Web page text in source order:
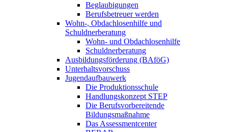
Beglaubigungen
Berufsbetreuer werden
Wohn-, Obdachlosenhilfe und
Schuldnerberatung
Wohn- und Obdachlosenhilfe
Schuldnerberatung
Ausbildungsförderung (BAföG)
Unterhaltsvorschuss
Jugendaufbauwerk
Die Produktionsschule
Handlungskonzept STEP
Die Berufsvorbereitende
Bildungsmaßnahme
Das Assessmentcenter